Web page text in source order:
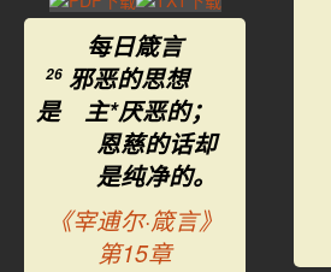
每日箴言
26 邪恶的思想
是 主*厌恶的；
恩慈的话却
是纯净的。
《宰逋尔·箴言》
第15章